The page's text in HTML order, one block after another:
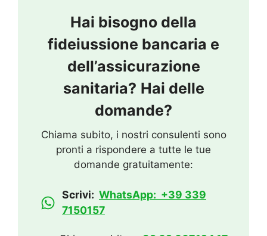
Hai bisogno della
fideiussione bancaria e
dell’assicurazione
sanitaria? Hai delle
domande?
Chiama subito, i nostri consulenti sono
pronti a rispondere a tutte le tue
domande gratuitamente:
Scrivi: WhatsApp: +39 339
7150157